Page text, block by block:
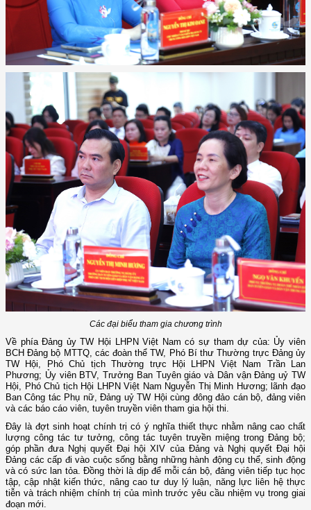
Các đại biểu tham gia chương trình
Về phía Đảng ủy TW Hội LHPN Việt Nam có sự tham dự của: Ủy viên
BCH Đảng bộ MTTQ, các đoàn thể TW, Phó Bí thư Thường trực Đảng ủy
TW Hội, Phó Chủ tịch Thường trực Hội LHPN Việt Nam Trần Lan
Phương; Ủy viên BTV, Trưởng Ban Tuyên giáo và Dân vận Đảng uỷ TW
Hội, Phó Chủ tịch Hội LHPN Việt Nam Nguyễn Thị Minh Hương; lãnh đạo
Ban Công tác Phụ nữ, Đảng uỷ TW Hội cùng đông đảo cán bộ, đảng viên
và các báo cáo viên, tuyên truyền viên tham gia hội thi.
Đây là đợt sinh hoạt chính trị có ý nghĩa thiết thực nhằm nâng cao chất
lượng công tác tư tưởng, công tác tuyên truyền miệng trong Đảng bộ;
góp phần đưa Nghị quyết Đại hội XIV của Đảng và Nghị quyết Đại hội
Đảng các cấp đi vào cuộc sống bằng những hành động cụ thể, sinh động
và có sức lan tỏa. Đồng thời là dịp để mỗi cán bộ, đảng viên tiếp tục học
tập, cập nhật kiến thức, nâng cao tư duy lý luận, năng lực liên hệ thực
tiễn và trách nhiệm chính trị của mình trước yêu cầu nhiệm vụ trong giai
đoạn mới.